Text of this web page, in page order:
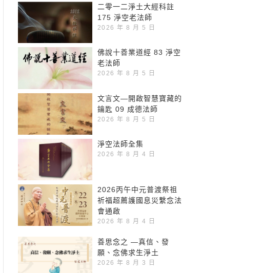
二零一二淨土大經科註
175 淨空老法師
2026 年 8 月 5 日
佛說十善業道經 83 淨空
老法師
2026 年 8 月 5 日
文言文—開啟智慧寶藏的
鑰匙 09 成德法師
2026 年 8 月 5 日
淨空法師全集
2026 年 8 月 4 日
2026丙午中元普渡祭祖
祈福超薦護國息災繫念法
會通啟
2026 年 8 月 4 日
善思念之 —真信、發
願、念佛求生淨土
2026 年 8 月 3 日